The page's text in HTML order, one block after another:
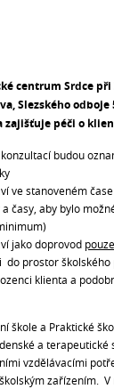
centrum Srdce
Slezského
zajišťuje péči o
budou
ve stanoveném
časy, aby bylo
jako doprovod
do prostor
klienta a
škole a Praktické
a terapeutické
vzdělávacími
zařízením. V